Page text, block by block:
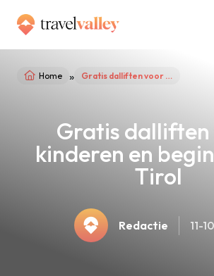
Home » Gratis dalliften voor kinderen en beginners in Tirol
Gratis dalliften
kinderen en
Tirol
Redactie 11-